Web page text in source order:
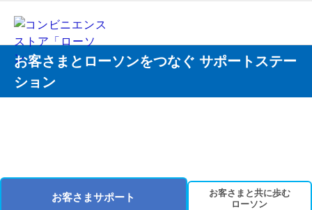
お客さまとローソンをつなぐ サポートステー
ション
お客さまサポート
お客さまと共に歩む
ローソン